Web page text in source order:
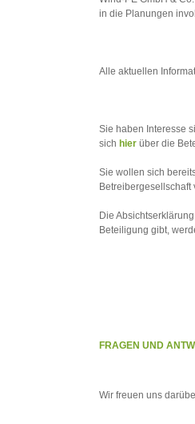
in die Planungen
Alle aktuellen
Sie haben Interesse
sich hier über die
Sie wollen sich
Die
Beteiligung gibt,
FRAGEN UND
Wir freuen uns